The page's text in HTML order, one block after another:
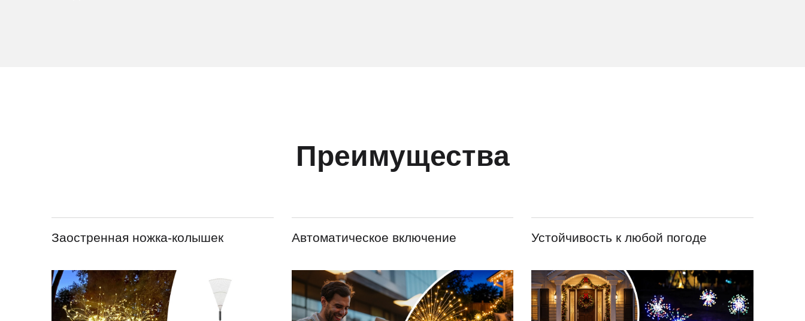
Преимущества
Заостренная ножка-колышек Автоматическое включение Устойчивость к любой погоде